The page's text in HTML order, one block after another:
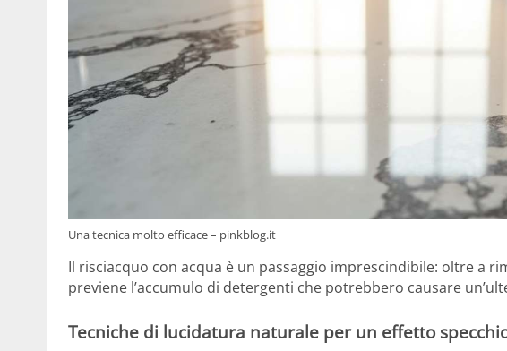
Una tecnica molto efficace – pinkblog.it
Il risciacquo con acqua è un passaggio imprescindibile: oltre a
previene l’accumulo di detergenti che potrebbero causare
Tecniche di lucidatura naturale per un effetto